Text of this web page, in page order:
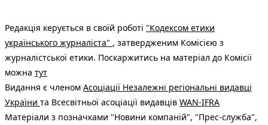
Редакція керується в своїй роботі "Кодексом етики
українського журналіста" , затвердженим Комісією з
журналістської етики. Поскаржитись на матеріал до Комісії
можна тут
Видання є членом Асоціації Незалежні регіональні видавці
України та Всесвітньої асоціації видавців WAN-IFRA
Матеріали з позначками "Новини компаній", "Прес-служба",